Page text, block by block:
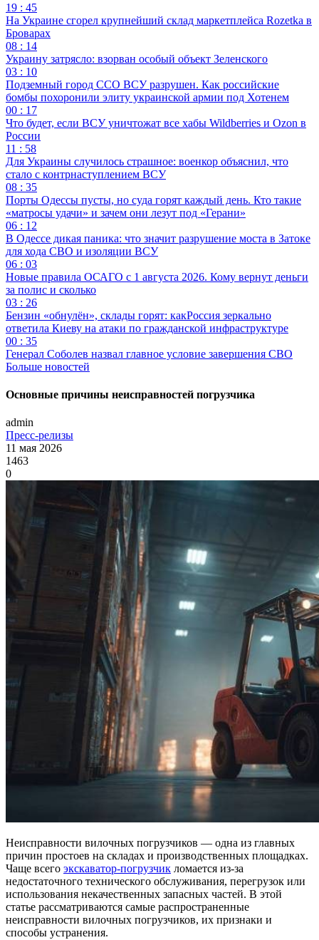
19 : 45
На Украине сгорел крупнейший склад маркетплейса Rozetka в
Броварах
08 : 14
Украину затрясло: взорван особый объект Зеленского
03 : 10
Подземный город ССО ВСУ разрушен. Как российские
бомбы похоронили элиту украинской армии под Хотенем
00 : 17
Что будет, если ВСУ уничтожат все хабы Wildberries и Ozon в
России
11 : 58
Для Украины случилось страшное: военкор объяснил, что
стало с контрнаступлением ВСУ
08 : 35
Порты Одессы пусты, но суда горят каждый день. Кто такие
«матросы удачи» и зачем они лезут под «Герани»
06 : 12
В Одессе дикая паника: что значит разрушение моста в Затоке
для хода СВО и изоляции ВСУ
06 : 03
Новые правила ОСАГО с 1 августа 2026. Кому вернут деньги
за полис и сколько
03 : 26
Бензин «обнулён», склады горят: какРоссия зеркально
ответила Киеву на атаки по гражданской инфраструктуре
00 : 35
Генерал Соболев назвал главное условие завершения СВО
Больше новостей
Основные причины неисправностей погрузчика
admin
Пресс-релизы
11 мая 2026
1463
0
Неисправности вилочных погрузчиков — одна из главных
причин простоев на складах и производственных площадках.
Чаще всего экскаватор-погрузчик ломается из-за
недостаточного технического обслуживания, перегрузок или
использования некачественных запасных частей. В этой
статье рассматриваются самые распространенные
неисправности вилочных погрузчиков, их признаки и
способы устранения.